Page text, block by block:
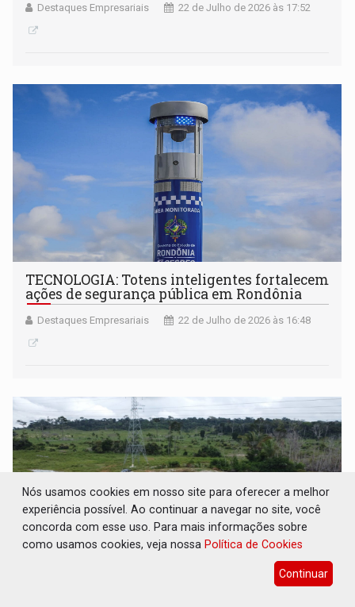
Destaques Empresariais 22 de Julho de 2026 às 17:52
TECNOLOGIA: Totens inteligentes fortalecem
ações de segurança pública em Rondônia
Destaques Empresariais 22 de Julho de 2026 às 16:48
OPORTUNIDADE: Vende-se terra na BR-364
Nós usamos cookies em nosso site para oferecer a melhor
experiência possível. Ao continuar a navegar no site, você
concorda com esse uso. Para mais informações sobre
como usamos cookies, veja nossa Política de Cookies
Continuar